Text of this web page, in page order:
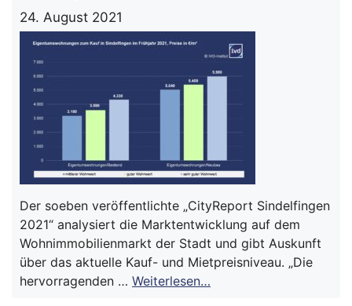
24. August 2021
Der soeben veröffentlichte „CityReport Sindelfingen
2021“ analysiert die Marktentwicklung auf dem
Wohnimmobilienmarkt der Stadt und gibt Auskunft
über das aktuelle Kauf- und Mietpreisniveau. „Die
hervorragenden … Weiterlesen…